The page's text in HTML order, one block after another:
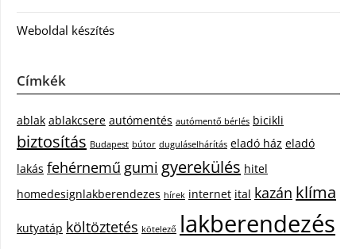
Weboldal készítés
Címkék
ablak ablakcsere autómentés autómentő bérlés bicikli
biztosítás Budapest bútor duguláselhárítás eladó ház eladó
lakás fehérnemű gumi gyerekülés hitel
homedesignlakberendezes hírek internet ital kazán klíma
kutyatáp költöztetés kötelező lakberendezés